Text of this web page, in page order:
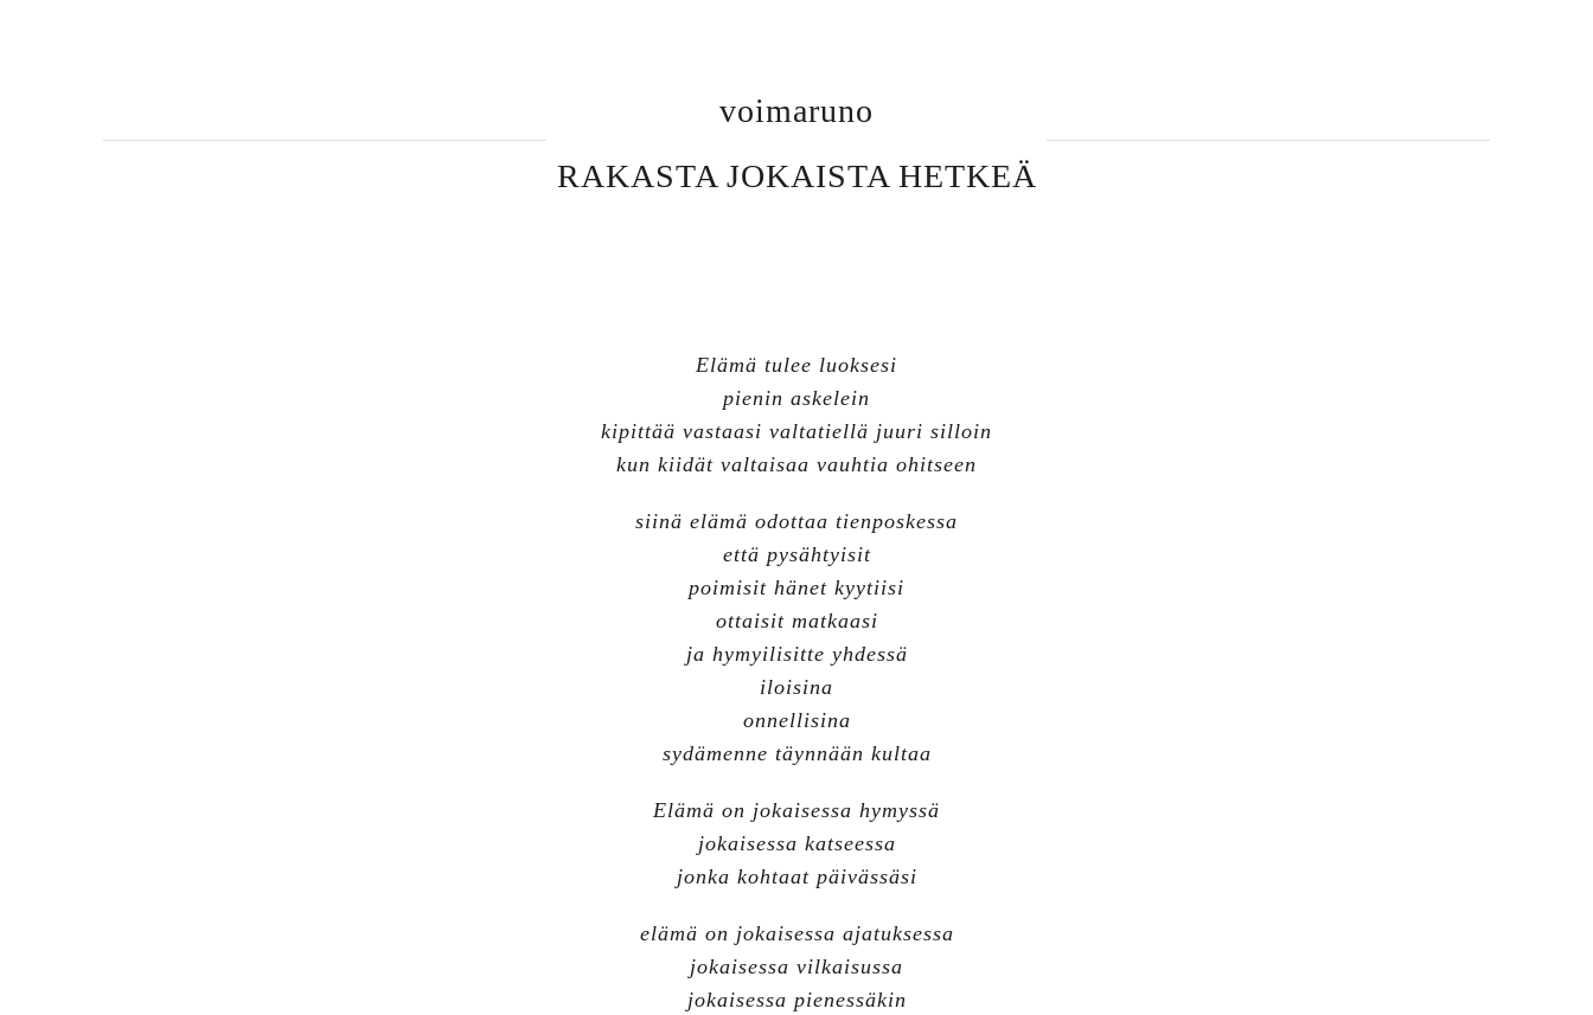
voimaruno
RAKASTA JOKAISTA HETKEÄ
Elämä tulee luoksesi
pienin askelein
kipittää vastaasi valtatiellä juuri silloin
kun kiidät valtaisaa vauhtia ohitseen
siinä elämä odottaa tienposkessa
että pysähtyisit
poimisit hänet kyytiisi
ottaisit matkaasi
ja hymyilisitte yhdessä
iloisina
onnellisina
sydämenne täynnään kultaa
Elämä on jokaisessa hymyssä
jokaisessa katseessa
jonka kohtaat päivässäsi
elämä on jokaisessa ajatuksessa
jokaisessa vilkaisussa
jokaisessa pienessäkin